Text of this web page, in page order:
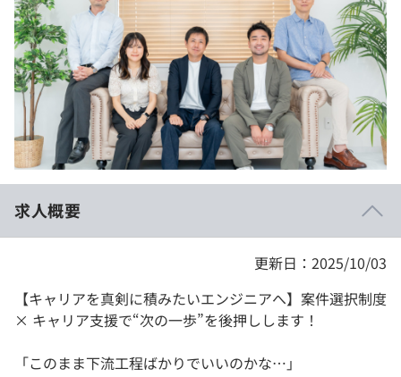
就活成功ガイド
プラン
個人向けプラン
法人向けプラン
学校向けプラン
契約内容・クーポン
note
求人概要
更新日：2025/10/03
【キャリアを真剣に積みたいエンジニアへ】案件選択制度
× キャリア支援で“次の一歩”を後押しします！
「このまま下流工程ばかりでいいのかな…」